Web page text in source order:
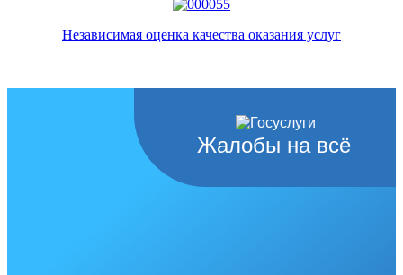
Независимая оценка качества оказания услуг
Жалобы на всё